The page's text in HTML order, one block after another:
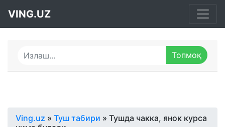
VING.UZ
Ving.uz » Туш табири » Тушда чакка, янок курса